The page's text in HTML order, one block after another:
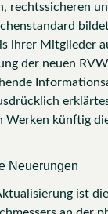
rechtssicheren
ihrer Mitglieder
der neuen
Werken künftig
Neuerungen
ist